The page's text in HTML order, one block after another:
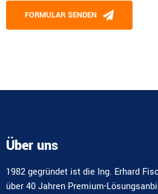
Please leave this field empty.
FORMULAR SENDEN
Über uns
1982 gegründet ist die Ing. Erhard
über 40 Jahren Premium-